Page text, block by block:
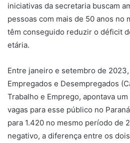
iniciativas da secretaria buscam
pessoas com mais de 50 anos no
têm conseguido reduzir o déficit
etária.
Entre janeiro e setembro de
Empregados e Desempregados
Trabalho e Emprego, apontava
vagas para esse público no
para 1.420 no mesmo período de
negativo, a diferença entre os